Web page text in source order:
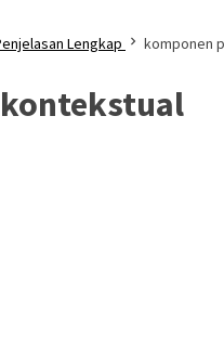
Lengkap komponen